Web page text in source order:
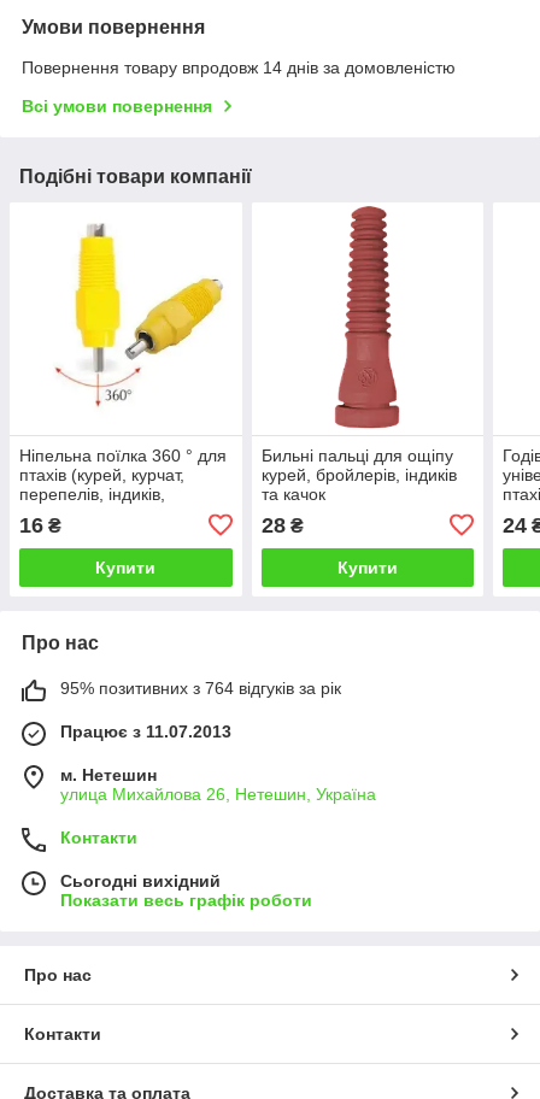
Умови повернення
Повернення товару впродовж 14 днів за домовленістю
Всі умови повернення
Подібні товари компанії
Ніпельна поїлка 360 ° для
птахів (курей, курчат,
перепелів, індиків,
бройлерів, качок, гусей).
16 ₴
Купити
Бильні пальці для ощіпу
курей, бройлерів, індиків
та качок
28₴
Купити
24
Про нас
95% позитивних з 764 відгуків за рік
Працює з 11.07.2013
м. Нетешин
улица Михайлова 26, Нетешин, Україна
Контакти
Сьогодні вихідний
Показати весь графік роботи
Про нас
Контакти
Доставка та оплата